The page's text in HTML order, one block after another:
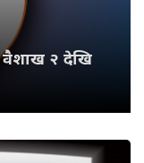
वैशाख २ देखि